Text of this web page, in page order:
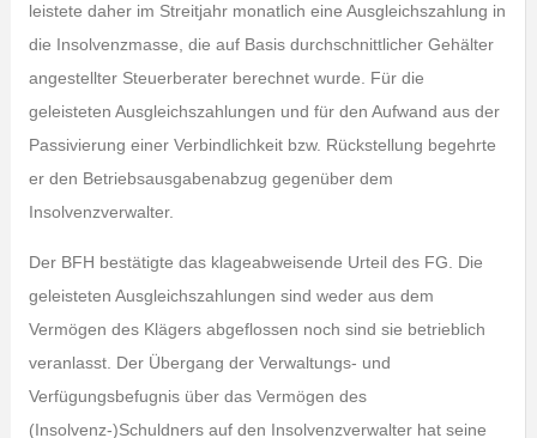
leistete daher im Streitjahr monatlich eine Ausgleichszahlung in
die Insolvenzmasse, die auf Basis durchschnittlicher Gehälter
angestellter Steuerberater berechnet wurde. Für die
geleisteten Ausgleichszahlungen und für den Aufwand aus der
Passivierung einer Verbindlichkeit bzw. Rückstellung begehrte
er den Betriebsausgabenabzug gegenüber dem
Insolvenzverwalter.
Der BFH bestätigte das klageabweisende Urteil des FG. Die
geleisteten Ausgleichszahlungen sind weder aus dem
Vermögen des Klägers abgeflossen noch sind sie betrieblich
veranlasst. Der Übergang der Verwaltungs- und
Verfügungsbefugnis über das Vermögen des
(Insolvenz-)Schuldners auf den Insolvenzverwalter hat seine